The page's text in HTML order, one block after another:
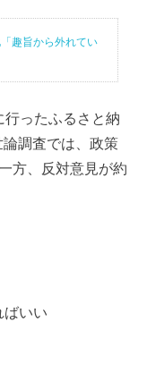
趣旨から外れてい
ったふるさと納
調査では、政策
方、反対意見が約
いい